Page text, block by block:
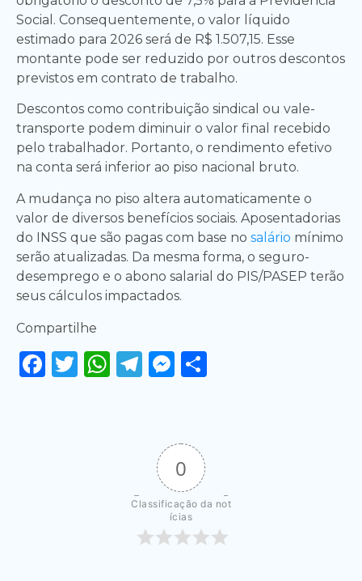
Social. Consequentemente, o valor líquido
estimado para 2026 será de R$ 1.507,15. Esse
montante pode ser reduzido por outros descontos
previstos em contrato de trabalho.
Descontos como contribuição sindical ou vale-
transporte podem diminuir o valor final recebido
pelo trabalhador. Portanto, o rendimento efetivo
na conta será inferior ao piso nacional bruto.
A mudança no piso altera automaticamente o
valor de diversos benefícios sociais. Aposentadorias
do INSS que são pagas com base no salário mínimo
serão atualizadas. Da mesma forma, o seguro-
desemprego e o abono salarial do PIS/PASEP terão
seus cálculos impactados.
Compartilhe
Facebook
Twitter
WhatsApp
Telegram
Messenger
0
Classificação da not
ícias